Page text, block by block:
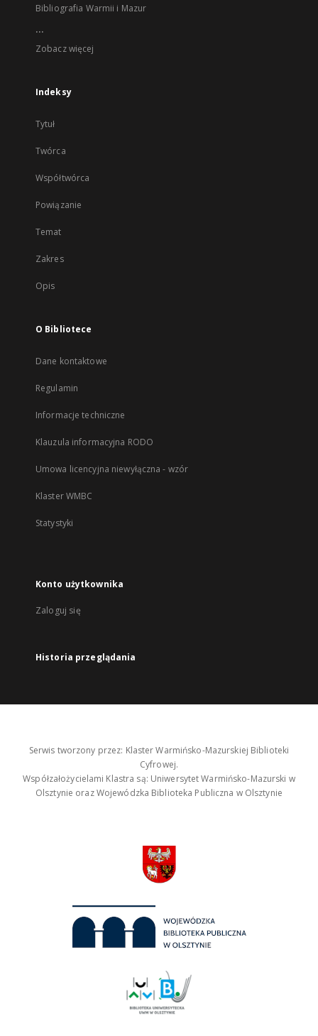
Bibliografia Warmii i Mazur
...
Zobacz więcej
Indeksy
Tytuł
Twórca
Współtwórca
Powiązanie
Temat
Zakres
Opis
O Bibliotece
Dane kontaktowe
Regulamin
Informacje techniczne
Klauzula informacyjna RODO
Umowa licencyjna niewyłączna - wzór
Klaster WMBC
Statystyki
Konto użytkownika
Zaloguj się
Historia przeglądania
Serwis tworzony przez: Klaster Warmińsko-Mazurskiej Biblioteki
Cyfrowej.
Współzałożycielami Klastra są: Uniwersytet Warmińsko-Mazurski w
Olsztynie oraz Wojewódzka Biblioteka Publiczna w Olsztynie